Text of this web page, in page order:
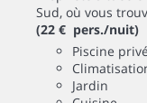
Sud, où vous
(22 € pers./nuit)
Piscine
Jardin